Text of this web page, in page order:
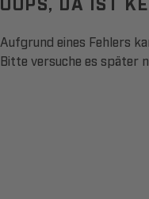
Aufgrund eines Fehlers
Bitte versuche es später